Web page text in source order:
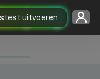
uitvoeren